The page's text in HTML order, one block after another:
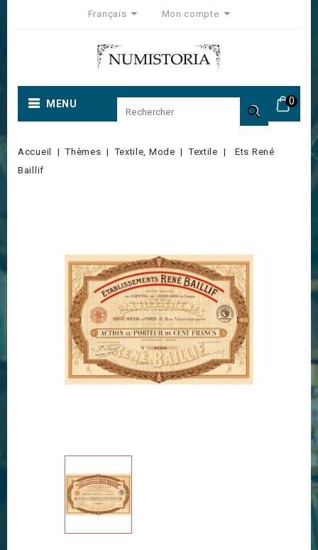
Français Mon compte
0
MENU 
Accueil Thèmes Textile, Mode Textile
Ets René
Baillif